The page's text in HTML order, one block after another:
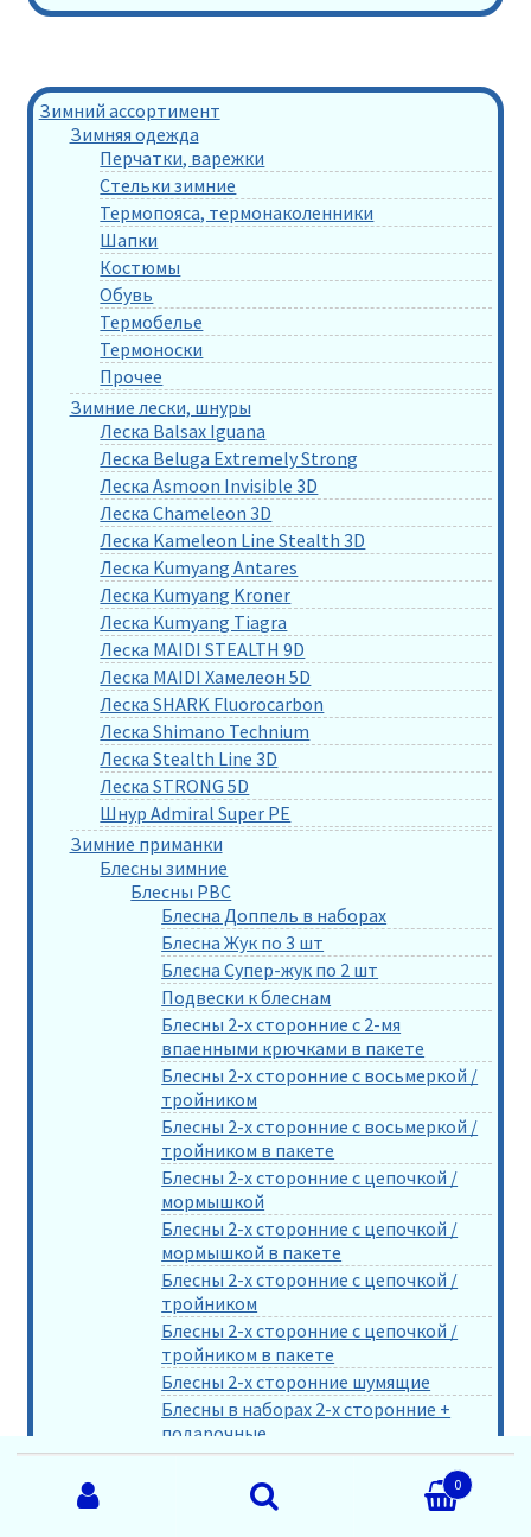
Зимний ассортимент
Зимняя одежда
Перчатки, варежки
Стельки зимние
Термопояса, термонаколенники
Шапки
Костюмы
Обувь
Термобелье
Термоноски
Прочее
Зимние лески, шнуры
Леска Balsax Iguana
Леска Beluga Extremely Strong
Леска Asmoon Invisible 3D
Леска Chameleon 3D
Леска Kameleon Line Stealth 3D
Леска Kumyang Antares
Леска Kumyang Kroner
Леска Kumyang Tiagra
Леска MAIDI STEALTH 9D
Леска MAIDI Хамелеон 5D
Леска SHARK Fluorocarbon
Леска Shimano Technium
Леска Stealth Line 3D
Леска STRONG 5D
Шнур Admiral Super PE
Зимние приманки
Блесны зимние
Блесны РВС
Блесна Доппель в наборах
Блесна Жук по 3 шт
Блесна Супер-жук по 2 шт
Подвески к блеснам
Блесны 2-х сторонние с 2-мя
впаенными крючками в пакете
Блесны 2-х сторонние с восьмеркой /
тройником
Блесны 2-х сторонние с восьмеркой /
тройником в пакете
Блесны 2-х сторонние с цепочкой /
мормышкой
Блесны 2-х сторонние с цепочкой /
мормышкой в пакете
Блесны 2-х сторонние с цепочкой /
тройником
Блесны 2-х сторонние с цепочкой /
тройником в пакете
Блесны 2-х сторонние шумящие
Блесны в наборах 2-х сторонние +
подарочные
Блесны с 1-м крючком + шар по 3 шт
Блесны с 1-м крючком по 10 шт
Блесны с 1-м крючком по 3 шт
0